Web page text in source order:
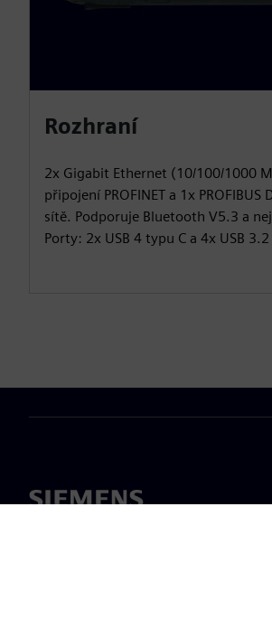
Rozhraní
2x Gigabit Ethernet (10/100/1000
připojení PROFINET a 1x PROFIBUS
sítě. Podporuje Bluetooth V5.3 a
Porty: 2x USB 4 typu C a 4x USB